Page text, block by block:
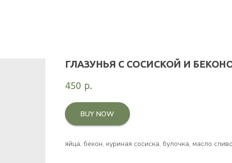
ГЛАЗУНЬЯ С СОСИСКОЙ И
450 р.
BUY NOW
яйца, бекон, куриная сосиска, булочка, масло